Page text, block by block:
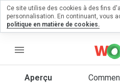
menu
Aperçu
un
sur
Ce site utilise des cookies à des fins
personnalisation. En continuant, vous
politique en matière de cookies.